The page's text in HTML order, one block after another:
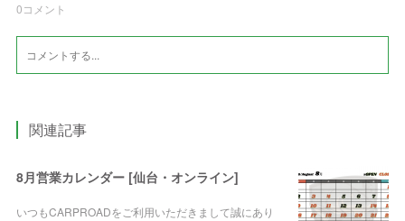
0コメント
関連記事
8月営業カレンダー [仙台・オンライン]
いつもCARPROADをご利用いただきまして誠にあり